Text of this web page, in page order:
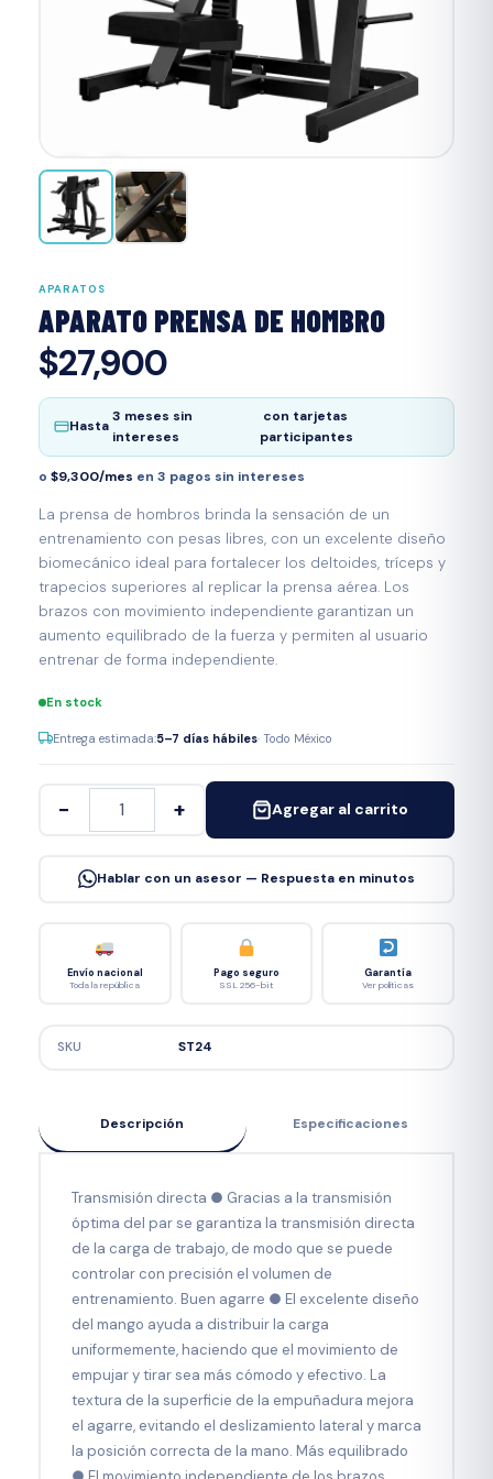
‹ ›
APARATOS
APARATO PRENSA DE HOMBRO
$27,900
Hasta
3 meses sin
intereses
con tarjetas
participantes
o $9,300/mes en 3 pagos sin intereses
La prensa de hombros brinda la sensación de un
entrenamiento con pesas libres, con un excelente diseño
biomecánico ideal para fortalecer los deltoides, tríceps y
trapecios superiores al replicar la prensa aérea. Los
brazos con movimiento independiente garantizan un
aumento equilibrado de la fuerza y ​​permiten al usuario
entrenar de forma independiente.
En stock
Entrega estimada:5–7 días hábiles· Todo México
− + Agregar al carrito
Hablar con un asesor — Respuesta en minutos
Envío nacional
Toda la república
Pago seguro
SSL 256-bit
Garantía
Ver políticas
SKU ST24
Descripción Especificaciones
Transmisión directa ● Gracias a la transmisión
óptima del par se garantiza la transmisión directa
de la carga de trabajo, de modo que se puede
controlar con precisión el volumen de
entrenamiento. Buen agarre ● El excelente diseño
del mango ayuda a distribuir la carga
uniformemente, haciendo que el movimiento de
empujar y tirar sea más cómodo y efectivo. La
textura de la superficie de la empuñadura mejora
el agarre, evitando el deslizamiento lateral y marca
la posición correcta de la mano. Más equilibrado